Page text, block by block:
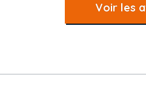
Voir les